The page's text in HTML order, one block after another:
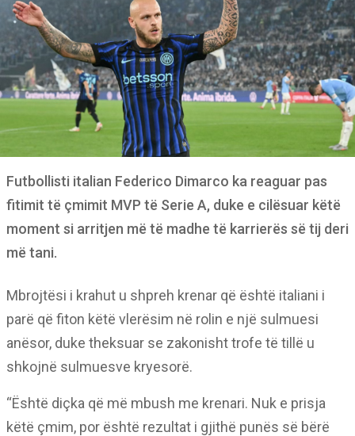
Futbollisti italian Federico Dimarco ka reaguar pas
fitimit të çmimit MVP të Serie A, duke e cilësuar këtë
moment si arritjen më të madhe të karrierës së tij deri
më tani.
Mbrojtësi i krahut u shpreh krenar që është italiani i
parë që fiton këtë vlerësim në rolin e një sulmuesi
anësor, duke theksuar se zakonisht trofe të tillë u
shkojnë sulmuesve kryesorë.
“Është diçka që më mbush me krenari. Nuk e prisja
këtë çmim, por është rezultat i gjithë punës së bërë